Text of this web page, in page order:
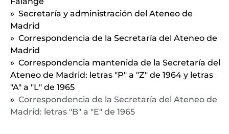
[Segunda división de fondo] JUNTA DE GOBIERNO - Documentación relativa a la Junta de Gobierno del Ateneo de Madrid
Secretaría y administración del Ateneo de
Madrid
Correspondencia de la Secretaría del Ateneo de
Madrid
Correspondencia mantenida de la Secretaría del
Ateneo de Madrid: letras "P" a "Z" de 1964 y letras
"A" a "L" de 1965
Correspondencia de la Secretaría del Ateneo de
Madrid: letras "B" a "E" de 1965